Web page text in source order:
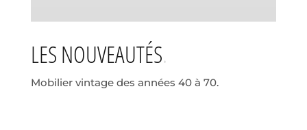
LES NOUVEAUTÉS
Mobilier vintage des années 40 à 70.